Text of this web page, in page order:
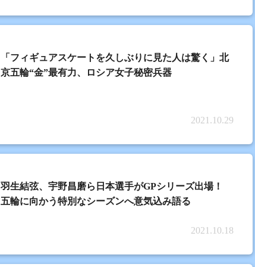
「フィギュアスケートを久しぶりに見た人は驚く」北
京五輪“金”最有力、ロシア女子秘密兵器
2021.10.29
羽生結弦、宇野昌磨ら日本選手がGPシリーズ出場！
五輪に向かう特別なシーズンへ意気込み語る
2021.10.18